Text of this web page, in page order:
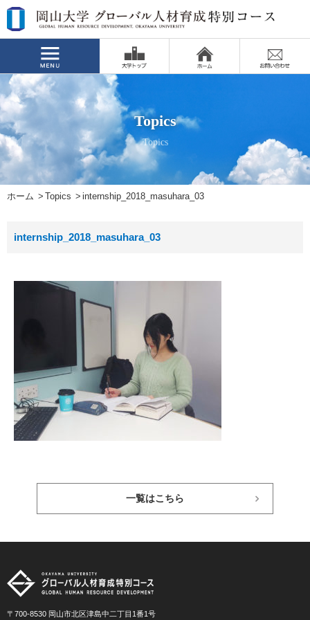
Topics
Topics
ホーム Topics internship_2018_masuhara_03
internship_2018_masuhara_03
一覧はこちら
〒700-8530 岡山市北区津島中二丁目1番1号